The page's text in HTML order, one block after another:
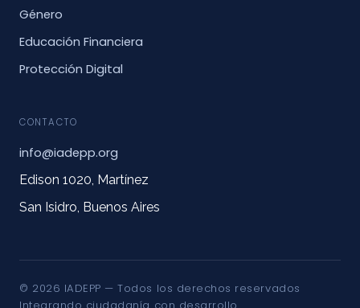
Género
Educación Financiera
Protección Digital
CONTACTO
info@iadepp.org
Edison 1020, Martínez
San Isidro, Buenos Aires
© 2026 IADEPP — Todos los derechos reservados